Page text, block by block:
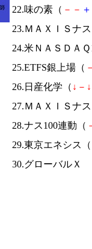
22.味の素（ － － ＋
23.ＭＡＸＩＳナ
24.米ＮＡＳＤＡ
25.ETFS銀上場（
26.日産化学（ ↓ － ↓
27.ＭＡＸＩＳナ
28.ナス100連動（
29.東京エネシス（
30.グローバルＸ